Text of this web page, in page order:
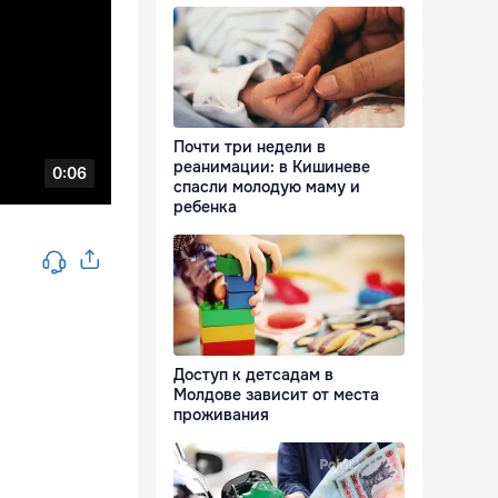
Почти три недели в
реанимации: в Кишиневе
спасли молодую маму и
ребенка
Доступ к детсадам в
Молдове зависит от места
проживания